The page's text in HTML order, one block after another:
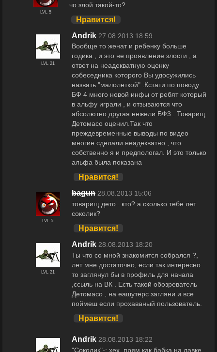
LVL 5
чо злой такой-то?
Нравится!
LVL 21
Andrik 27.08.2013 18:59
Вообще то женат и ребенку больше
годика , и это не проявление злости , а
ответ на неадекватную оценку
собеседника которого Вы удосужились
назвать "малолеткой" .Кстати по поводу
БФ 4 много новой инфы от ребят который
в альфу играли , и отзываются что
абсолютно другая нежели БФ3 . Товарищ
Детомасо оценил.Так что
преждевременные выводы по видео
многие сделали неадекватно , что
собственно я и предпологал. И это только
альфа была показана
Нравится!
LVL 5
bagun 28.08.2013 15:06
товарищ дето...кто? а сколько тебе лет
соколик?
Нравится!
LVL 21
Andrik 28.08.2013 18:20
Ты что со мной знакомится собрался ?,
лет мне достаточно, если так интересно
то заглянул бы в профиль для начала
,ссыль на ВК . Есть такой обозреватель
Детомасо , на еашутерс загляни и все
поймеш если прохаваный пользователь.
Нравится!
Andrik 28.08.2013 18:22
"Соколик"-: хех, прям как бабка на лавке